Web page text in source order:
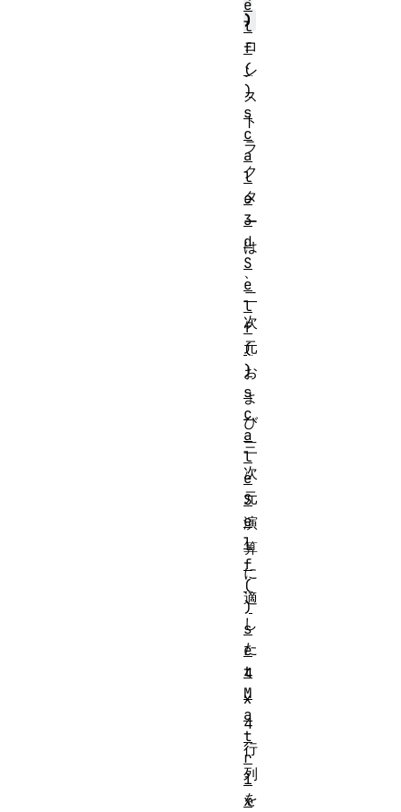
)
コ
ン
ス
ト
ラ
ク
タ
ー
は
、
二
次
元
お
よ
び
三
次
元
演
算
に
適
し
た
4
x
4
行
列
を
e
l
f
(
)
s
c
a
l
e
3
d
S
e
l
f
(
)
s
c
a
l
e
S
e
l
f
(
)
s
e
t
M
a
t
r
i
x